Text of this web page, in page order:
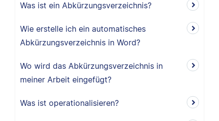
Was ist ein Abkürzungsverzeichnis?
Wie erstelle ich ein automatisches
Abkürzungsverzeichnis in Word?
Wo wird das Abkürzungsverzeichnis in
meiner Arbeit eingefügt?
Was ist operationalisieren?